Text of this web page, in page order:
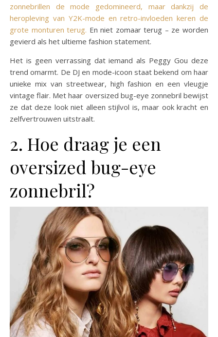
zonnebrillen de mode gedomineerd, maar dankzij de
heropleving van Y2K-mode en retro-invloeden keren de
grote monturen terug. En niet zomaar terug – ze worden
gevierd als het ultieme fashion statement.
Het is geen verrassing dat iemand als Peggy Gou deze
trend omarmt. De DJ en mode-icoon staat bekend om haar
unieke mix van streetwear, high fashion en een vleugje
vintage flair. Met haar oversized bug-eye zonnebril bewijst
ze dat deze look niet alleen stijlvol is, maar ook kracht en
zelfvertrouwen uitstraalt.
2. Hoe draag je een
oversized bug-eye
zonnebril?